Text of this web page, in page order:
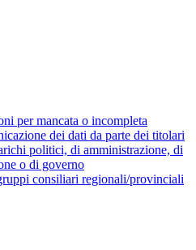
per mancata o incompleta
dei dati da parte dei titolari
politici, di amministrazione, di
o di governo
consiliari regionali/provinciali